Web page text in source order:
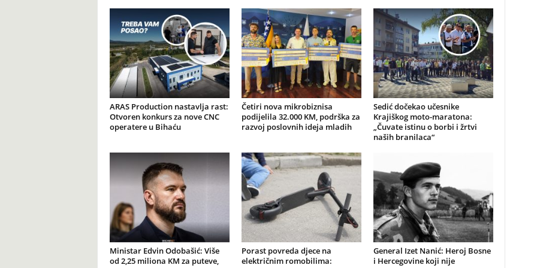
ARAS Production nastavlja rast:
Otvoren konkurs za nove CNC
operatere u Bihaću
Četiri nova mikrobiznisa
podijelila 32.000 KM, podrška za
razvoj poslovnih ideja mladih
Sedić dočekao učesnike
Krajiškog moto-maratona:
„Čuvate istinu o borbi i žrtvi
naših branilaca“
Ministar Edvin Odobašić: Više
od 2,25 miliona KM za puteve,
Porast povreda djece na
električnim romobilima:
General Izet Nanić: Heroj Bosne
i Hercegovine koji nije